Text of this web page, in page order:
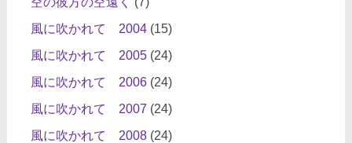
風に吹かれて 2004(15)
風に吹かれて 2005(24)
風に吹かれて 2006(24)
風に吹かれて 2007 (24)
風に吹かれて 2008(24)